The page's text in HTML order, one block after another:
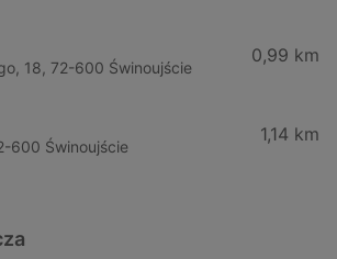
18, 72-600 Świnoujście
0,99 km
600 Świnoujście
1,14 km